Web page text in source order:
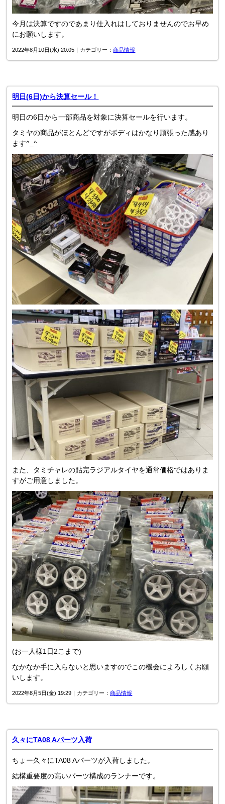
今月は決算ですのであまり仕入れはしておりませんのでお早め
にお願いします。
2022年8月10日(水) 20:05｜カテゴリー：商品情報
明日(6日)から決算セール！
明日の6日から一部商品を対象に決算セールを行います。
タミヤの商品がほとんどですがボディはかなり頑張った感あり
ます^_^
また、タミチャレの貼完ラジアルタイヤを通常価格ではありま
すがご用意しました。
(お一人様1日2こまで)
なかなか手に入らないと思いますのでこの機会によろしくお願
いします。
2022年8月5日(金) 19:29｜カテゴリー：商品情報
久々にTA08 Aパーツ入荷
ちょー久々にTA08 Aパーツが入荷しました。
結構重要度の高いパーツ構成のランナーです。